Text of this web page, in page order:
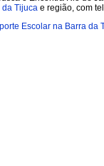
Tijuca e região, com
Escolar na Barra da